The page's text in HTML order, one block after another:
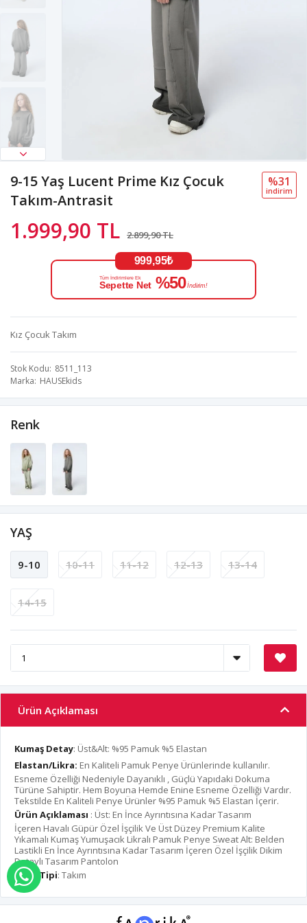
9-15 Yaş Lucent Prime Kız Çocuk
Takım-Antrasit
1.999,90 TL 2.899,90 TL
%31
i̇ndi̇ri̇m
999,95₺
Tüm İndirimlere Ek
Sepette Net %50 İndirim!
Kız Çocuk Takım
Stok Kodu 8511_113
Marka HAUSEkids
Renk
YAŞ
9-10 10-11 11-12 12-13 13-14
14-15
Ürün Açıklaması
Kumaş Detay: Üst&Alt: %95 Pamuk %5 Elastan
Elastan/Likra: En Kaliteli Pamuk Penye Ürünlerinde kullanılır.
Esneme Özelliği Nedeniyle Dayanıklı , Güçlü Yapıdaki Dokuma
Türüne Sahiptir. Hem Boyuna Hemde Enine Esneme Özelliği Vardır.
Tekstilde En Kaliteli Penye Ürünler %95 Pamuk %5 Elastan İçerir.
Ürün Açıklaması : Üst: En İnce Ayrıntısına Kadar Tasarım
İçeren Havalı Güpür Özel İşçilik Ve Üst Düzey Premium Kalite
Yıkamalı Kumaş Yumuşacık Likralı Pamuk Penye Sweat Alt: Belden
Lastikli En İnce Ayrıntısına Kadar Tasarım İçeren Özel İşçilik Dikim
Detaylı Tasarım Pantolon
Ürün Tipi: Takım
WHATSAPP İLE SİPARİŞ VER